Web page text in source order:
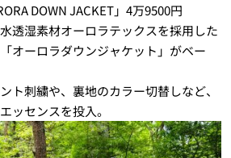
DOWN JACKET」4万9500円
透湿素材オーロラテックスを採用した
オーロラダウンジャケット」がベー
ト刺繍や、裏地のカラー切替しなど、
ッセンスを投入。